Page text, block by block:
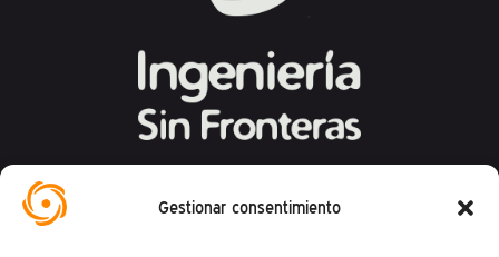
Gestionar consentimiento
Federación Española de Ingeniería Sin